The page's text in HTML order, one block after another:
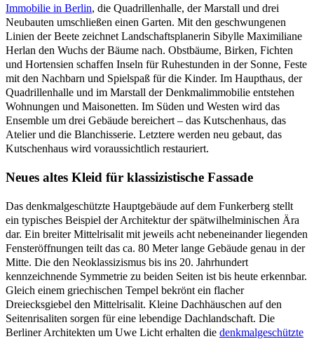
Immobilie in Berlin, die Quadrillenhalle, der Marstall und drei
Neubauten umschließen einen Garten. Mit den geschwungenen
Linien der Beete zeichnet Landschaftsplanerin Sibylle Maximiliane
Herlan den Wuchs der Bäume nach. Obstbäume, Birken, Fichten
und Hortensien schaffen Inseln für Ruhestunden in der Sonne, Feste
mit den Nachbarn und Spielspaß für die Kinder. Im Haupthaus, der
Quadrillenhalle und im Marstall der Denkmalimmobilie entstehen
Wohnungen und Maisonetten. Im Süden und Westen wird das
Ensemble um drei Gebäude bereichert – das Kutschenhaus, das
Atelier und die Blanchisserie. Letztere werden neu gebaut, das
Kutschenhaus wird voraussichtlich restauriert.
Neues altes Kleid für klassizistische Fassade
Das denkmalgeschützte Hauptgebäude auf dem Funkerberg stellt
ein typisches Beispiel der Architektur der spätwilhelminischen Ära
dar. Ein breiter Mittelrisalit mit jeweils acht nebeneinander liegenden
Fensteröffnungen teilt das ca. 80 Meter lange Gebäude genau in der
Mitte. Die den Neoklassizismus bis ins 20. Jahrhundert
kennzeichnende Symmetrie zu beiden Seiten ist bis heute erkennbar.
Gleich einem griechischen Tempel bekrönt ein flacher
Dreiecksgiebel den Mittelrisalit. Kleine Dachhäuschen auf den
Seitenrisaliten sorgen für eine lebendige Dachlandschaft. Die
Berliner Architekten um Uwe Licht erhalten die denkmalgeschützte